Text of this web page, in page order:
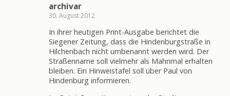
archivar
30. August 2012
In ihrer heutigen Print-Ausgabe berichtet die
Siegener Zeitung, dass die Hindenburgstraße in
Hilchenbach nicht umbenannt werden wird. Der
Straßenname soll vielmehr als Mahnmal erhalten
bleiben. Ein Hinweistafel soll über Paul von
Hindenburg informieren.